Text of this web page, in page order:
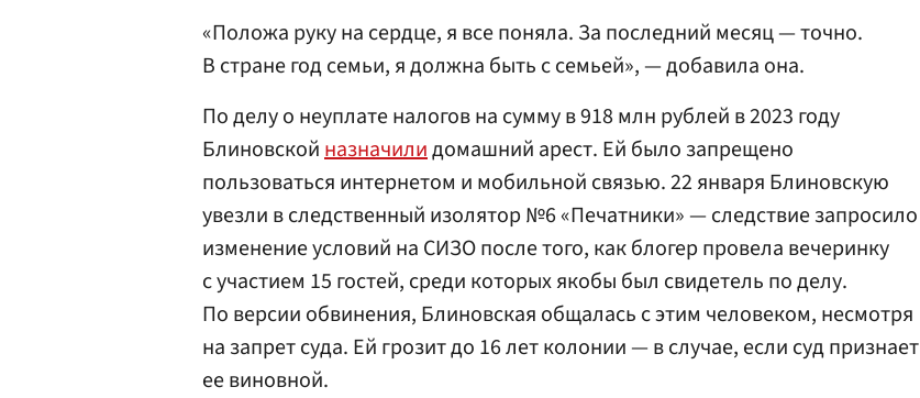
«Положа руку на сердце, я все поняла. За последний месяц — точно.
В стране год семьи, я должна быть с семьей», — добавила она.
По делу о неуплате налогов на сумму в 918 млн рублей в 2023 году
Блиновскойназначилидомашний арест. Ей было запрещено
пользоваться интернетом и мобильной связью. 22 января Блиновскую
увезли в следственный изолятор №6 «Печатники» — следствие запросило
изменение условий на СИЗО после того, как блогер провела вечеринку
с участием 15 гостей, среди которых якобы был свидетель по делу.
По версии обвинения, Блиновская общалась с этим человеком, несмотря
на запрет суда. Ей грозит до 16 лет колонии — в случае, если суд признает
ее виновной.